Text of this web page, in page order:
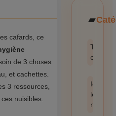
cafards, ce
de 3 choses
et cachettes.
3 ressources,
nuisibles.
Toutes
les